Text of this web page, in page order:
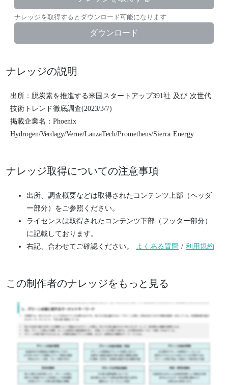
ナレッジを取得するとダウンロード可能になります
ダウンロード
ナレッジの説明
出所：脱炭素を推進する米国スタートアップ391社 及び 次世代
技術トレンド徹底調査(2023/3/7)
掲載企業名：Phoenix
Hydrogen/Verdagy/Verne/LanzaTech/Prometheus/Sierra Energy
ナレッジ取得についての注意事項
出所、調査概要などは取得されたコンテンツ上部（ヘッダ
ー部分）をご参照ください。
ライセンスは取得されたコンテンツ下部（フッター部分）
に記載しております。
右記、合わせてご確認ください。
よくある質問 / 利用規約
この制作者のナレッジをもっと見る